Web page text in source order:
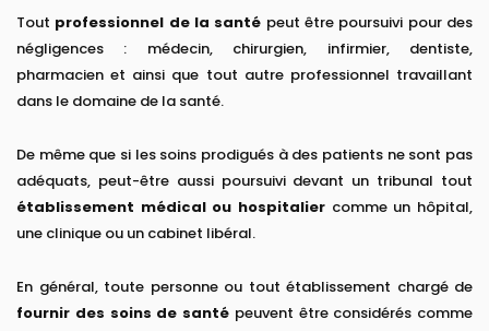
Tout professionnel de la santé peut être poursuivi pour des
négligences : médecin, chirurgien, infirmier, dentiste,
pharmacien et ainsi que tout autre professionnel travaillant
dans le domaine de la santé.
De même que si les soins prodigués à des patients ne sont pas
adéquats, peut-être aussi poursuivi devant un tribunal tout
établissement médical ou hospitalier comme un hôpital,
une clinique ou un cabinet libéral.
En général, toute personne ou tout établissement chargé de
fournir des soins de santé peuvent être considérés comme